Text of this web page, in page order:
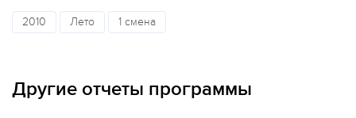
2010 Лето 1 смена
Другие отчеты программы